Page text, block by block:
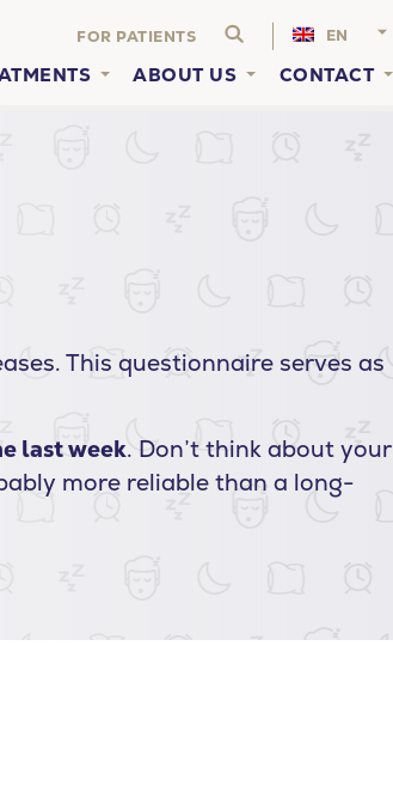
FOR PATIENTS EN
ABOUT US CONTACT
This questionnaire serves as
last week. Don’t think about your
more reliable than a long-